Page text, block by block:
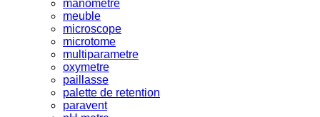
manometre
meuble
microscope
microtome
multiparametre
oxymetre
paillasse
palette de retention
paravent